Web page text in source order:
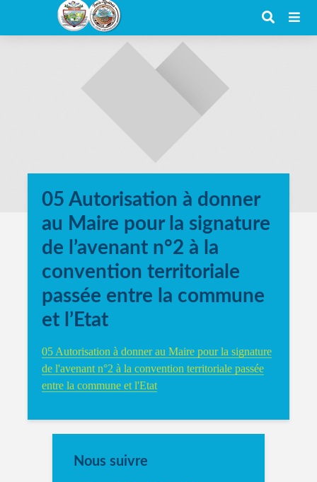
05 Autorisation à donner
au Maire pour la signature
de l’avenant n°2 à la
convention territoriale
passée entre la commune
et l’Etat
05 Autorisation à donner au Maire pour la signature
de l'avenant n°2 à la convention territoriale passée
entre la commune et l'Etat
Nous suivre